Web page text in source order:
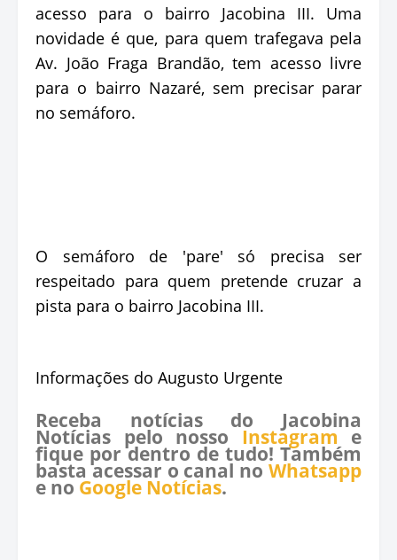
acesso para o bairro Jacobina III. Uma
novidade é que, para quem trafegava pela
Av. João Fraga Brandão, tem acesso livre
para o bairro Nazaré, sem precisar parar
no semáforo.
O semáforo de 'pare' só precisa ser
respeitado para quem pretende cruzar a
pista para o bairro Jacobina III.
Informações do Augusto Urgente
Receba notícias do Jacobina
Notícias pelo nosso Instagram e
fique por dentro de tudo! Também
basta acessar o canal no Whatsapp
e no Google Notícias.